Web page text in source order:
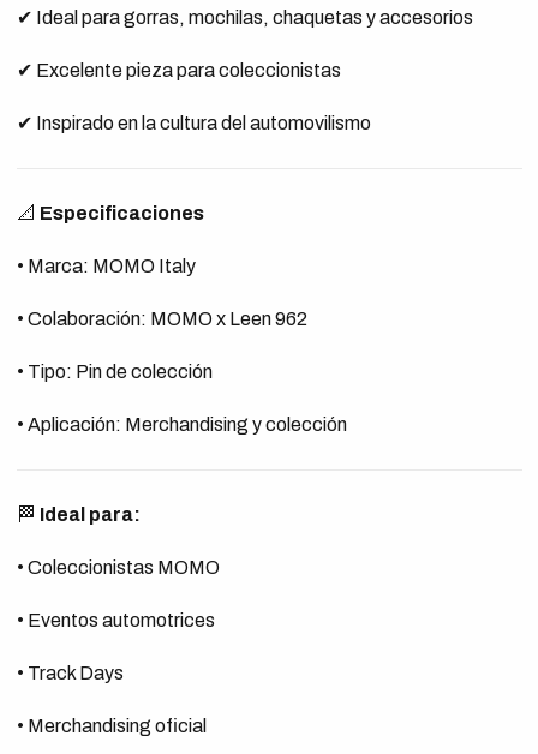
✔ Ideal para gorras, mochilas, chaquetas y accesorios
✔ Excelente pieza para coleccionistas
✔ Inspirado en la cultura del automovilismo
📐 Especificaciones
• Marca: MOMO Italy
• Colaboración: MOMO x Leen 962
• Tipo: Pin de colección
• Aplicación: Merchandising y colección
🏁 Ideal para:
• Coleccionistas MOMO
• Eventos automotrices
• Track Days
• Merchandising oficial